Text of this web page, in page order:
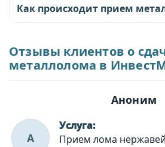
Как происходит прием
Отзывы клиентов о
металлолома в
Аноним
А
Услуга:
Прием лома